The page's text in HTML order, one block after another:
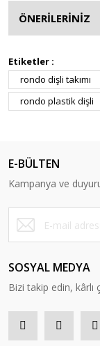
ÖNERİLERİNİZ
Etiketler :
rondo dişli takımı
rondo plastik dişli
E-BÜLTEN
Kampanya ve
SOSYAL MEDYA
Bizi takip edin, kârlı